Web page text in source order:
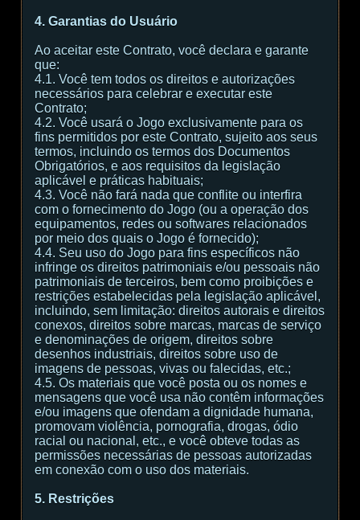
4. Garantias do Usuário
Ao aceitar este Contrato, você declara e garante
que:
4.1. Você tem todos os direitos e autorizações
necessários para celebrar e executar este
Contrato;
4.2. Você usará o Jogo exclusivamente para os
fins permitidos por este Contrato, sujeito aos seus
termos, incluindo os termos dos Documentos
Obrigatórios, e aos requisitos da legislação
aplicável e práticas habituais;
4.3. Você não fará nada que conflite ou interfira
com o fornecimento do Jogo (ou a operação dos
equipamentos, redes ou softwares relacionados
por meio dos quais o Jogo é fornecido);
4.4. Seu uso do Jogo para fins específicos não
infringe os direitos patrimoniais e/ou pessoais não
patrimoniais de terceiros, bem como proibições e
restrições estabelecidas pela legislação aplicável,
incluindo, sem limitação: direitos autorais e direitos
conexos, direitos sobre marcas, marcas de serviço
e denominações de origem, direitos sobre
desenhos industriais, direitos sobre uso de
imagens de pessoas, vivas ou falecidas, etc.;
4.5. Os materiais que você posta ou os nomes e
mensagens que você usa não contêm informações
e/ou imagens que ofendam a dignidade humana,
promovam violência, pornografia, drogas, ódio
racial ou nacional, etc., e você obteve todas as
permissões necessárias de pessoas autorizadas
em conexão com o uso dos materiais.
5. Restrições